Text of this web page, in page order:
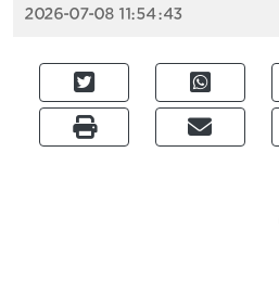
2026-07-08 11:54:43